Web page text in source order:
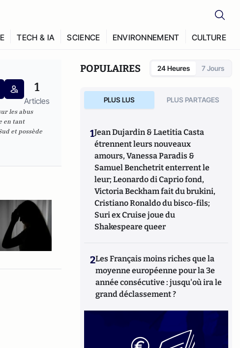
TECH & IA SCIENCE ENVIRONNEMENT CULTURE
1
Articles
les abus
en tant
et possède
POPULAIRES 24 Heures 7 Jours
PLUS LUS PLUS PARTAGES
1Jean Dujardin & Laetitia Casta
étrennent leurs nouveaux
amours, Vanessa Paradis &
Samuel Benchetrit enterrent le
leur; Leonardo di Caprio fond,
Victoria Beckham fait du brukini,
Cristiano Ronaldo du bisco-fils;
Suri ex Cruise joue du
Shakespeare queer
2Les Français moins riches que la
moyenne européenne pour la 3e
année consécutive : jusqu'où ira le
grand déclassement ?